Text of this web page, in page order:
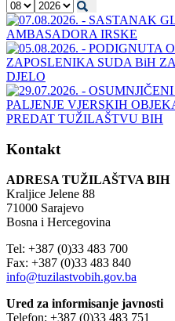
Kontakt
ADRESA TUŽILAŠTVA BIH
Kraljice Jelene 88
71000 Sarajevo
Bosna i Hercegovina
Tel: +387 (0)33 483 700
Fax: +387 (0)33 483 840
info@tuzilastvobih.gov.ba
Ured za informisanje javnosti
Telefon: +387 (0)33 483 751